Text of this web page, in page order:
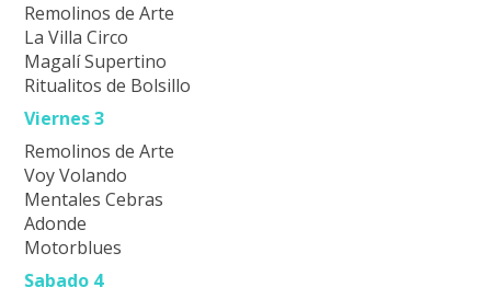
Remolinos de Arte
La Villa Circo
Magalí Supertino
Ritualitos de Bolsillo
Viernes 3
Remolinos de Arte
Voy Volando
Mentales Cebras
Adonde
Motorblues
Sabado 4